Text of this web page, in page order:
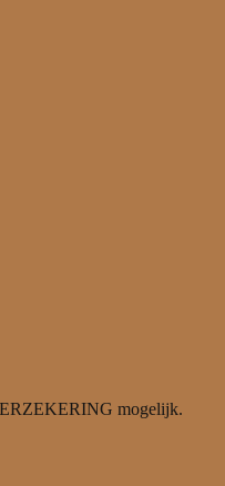
mogelijk.